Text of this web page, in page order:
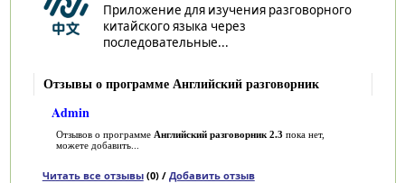
Приложение для изучения разговорного
китайского языка через
последовательные...
Отзывы о программе Английский разговорник
Admin
Отзывов о программе Английский разговорник 2.3 пока нет,
можете добавить...
Читать все отзывы(0) / Добавить отзыв